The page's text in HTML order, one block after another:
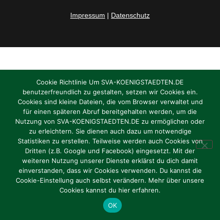
Impressum | Datenschutz
Cookie Richtlinie Um SVA-KOENIGSTAEDTEN.DE
benutzerfreundlich zu gestalten, setzen wir Cookies ein.
Cookies sind kleine Dateien, die vom Browser verwaltet und
für einen späteren Abruf bereitgehalten werden, um die
Nutzung von SVA-KOENIGSTAEDTEN.DE zu ermöglichen oder
zu erleichtern. Sie dienen auch dazu um notwendige
Statistiken zu erstellen. Teilweise werden auch Cookies von
Dritten (z.B. Google und Facebook) eingesetzt. Mit der
weiteren Nutzung unserer Dienste erklärst du dich damit
einverstanden, dass wir Cookies verwenden. Du kannst die
Cookie-Einstellung auch selbst verändern. Mehr über unsere
Cookies kannst du hier erfahren.
OK